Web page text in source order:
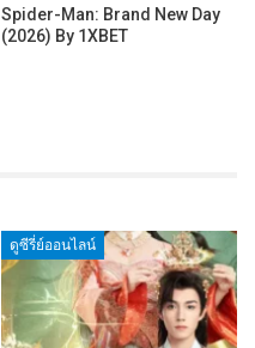
Spider-Man: Brand New Day
(2026) By 1XBET
ดูซีรี่ย์ออนไลน์